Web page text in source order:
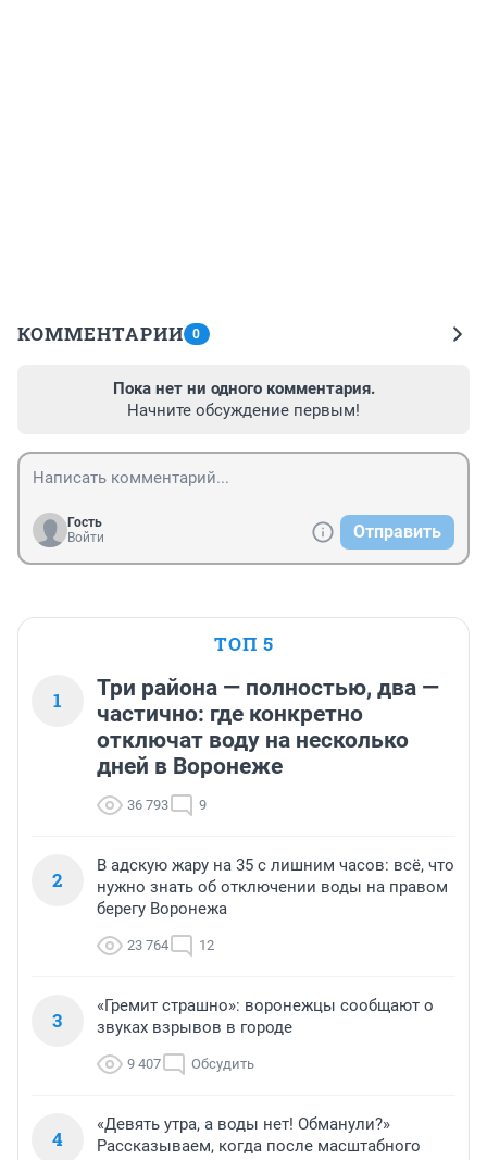
КОММЕНТАРИИ 0
Пока нет ни одного комментария.
Начните обсуждение первым!
Гость
Войти
Отправить
ТОП 5
1
Три района — полностью, два —
частично: где конкретно
отключат воду на несколько
дней в Воронеже
36 793 9
2
В адскую жару на 35 с лишним часов: всё, что
нужно знать об отключении воды на правом
берегу Воронежа
23 764 12
3
«Гремит страшно»: воронежцы сообщают о
звуках взрывов в городе
9 407 Обсудить
4
«Девять утра, а воды нет! Обманули?»
Рассказываем, когда после масштабного